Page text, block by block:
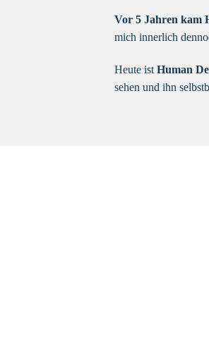
Vor 5 Jahren kam
mich innerlich
Heute ist Human
sehen und ihn